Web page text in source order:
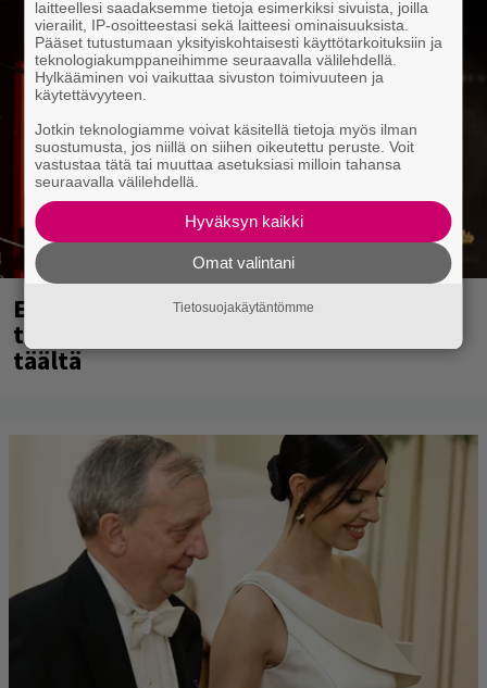
Eppu Normaalin viimeinen keikka
tänään – katso kuvagalleria torstailta
täältä
laitteellesi saadaksemme tietoja esimerkiksi sivuista, joilla
vierailit, IP-osoitteestasi sekä laitteesi ominaisuuksista.
Pääset tutustumaan yksityiskohtaisesti käyttötarkoituksiin ja
teknologiakumppaneihimme seuraavalla välilehdellä.
Hylkääminen voi vaikuttaa sivuston toimivuuteen ja
käytettävyyteen.
Jotkin teknologiamme voivat käsitellä tietoja myös ilman
suostumusta, jos niillä on siihen oikeutettu peruste. Voit
vastustaa tätä tai muuttaa asetuksiasi milloin tahansa
seuraavalla välilehdellä.
Hyväksyn kaikki
Omat valintani
Tietosuojakäytäntömme